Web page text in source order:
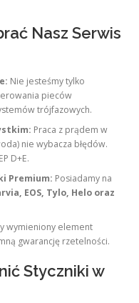
Nasz Serwis
Nie jesteśmy tylko
pieców
trójfazowych.
Praca z prądem w
nie wybacza błędów.
D+E.
Premium: Posiadamy na
EOS, Tylo, Helo oraz
wymieniony element
gwarancję rzetelności.
Styczniki w